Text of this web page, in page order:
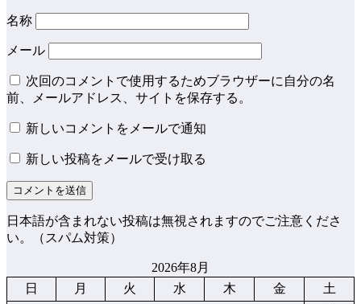
名称
メール
次回のコメントで使用するためブラウザーに自分の名
前、メールアドレス、サイトを保存する。
新しいコメントをメールで通知
新しい投稿をメールで受け取る
日本語が含まれない投稿は無視されますのでご注意くださ
い。（スパム対策）
2026年8月
日
月 火 水 木 金
土